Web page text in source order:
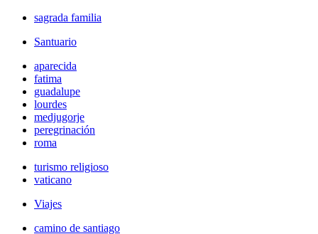
sagrada familia
Santuario
aparecida
fatima
guadalupe
lourdes
medjugorje
peregrinación
roma
turismo religioso
vaticano
Viajes
camino de santiago